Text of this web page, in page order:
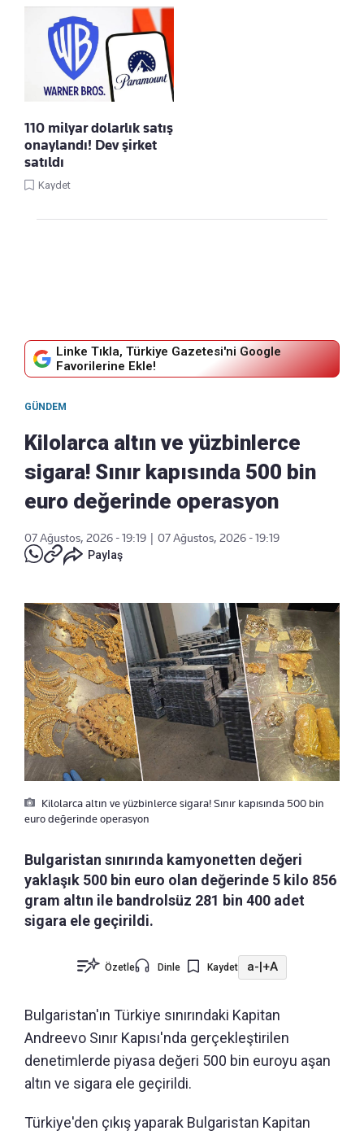
110 milyar dolarlık satış
onaylandı! Dev şirket
satıldı
Kaydet
Linke Tıkla, Türkiye Gazetesi'ni Google
Favorilerine Ekle!
GÜNDEM
Kilolarca altın ve yüzbinlerce
sigara! Sınır kapısında 500 bin
euro değerinde operasyon
07 Ağustos, 2026 - 19:19
07 Ağustos, 2026 - 19:19
Paylaş
Kilolarca altın ve yüzbinlerce sigara! Sınır kapısında 500 bin
euro değerinde operasyon
Bulgaristan sınırında kamyonetten değeri
yaklaşık 500 bin euro olan değerinde 5 kilo 856
gram altın ile bandrolsüz 281 bin 400 adet
sigara ele geçirildi.
Özetle Dinle Kaydet a-|+A
Bulgaristan'ın Türkiye sınırındaki Kapitan
Andreevo Sınır Kapısı'nda gerçekleştirilen
denetimlerde piyasa değeri 500 bin euroyu aşan
altın ve sigara ele geçirildi.
Türkiye'den çıkış yaparak Bulgaristan Kapitan